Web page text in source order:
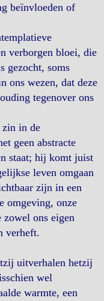
beïnvloeden of
verborgen bloei, die
gezocht, soms
ons wezen, dat deze
tegenover ons
in de
geen abstracte
staat; hij komt juist
leven omgaan
zijn in een
omgeving, onze
zowel ons eigen
verheft.
uitverhalen hetzij
wel
warmte, een